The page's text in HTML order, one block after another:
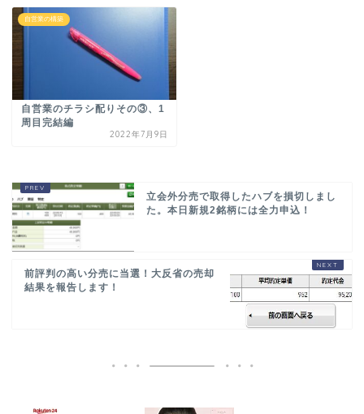
自営業の構築
自営業のチラシ配りその③、1
周目完結編
2022年7月9日
立会外分売で取得したハブを損切しまし
た。本日新規2銘柄には全力申込！
前評判の高い分売に当選！大反省の売却
結果を報告します！